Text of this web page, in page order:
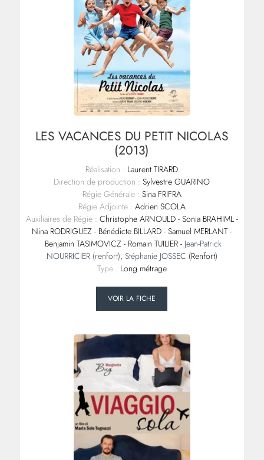
LES VACANCES DU PETIT NICOLAS
(2013)
Réalisation : Laurent TIRARD
Direction de production : Sylvestre GUARINO
Régie Générale : Sina FRIFRA
Régie Adjointe : Adrien SCOLA
Auxiliaires de Régie : Christophe ARNOULD - Sonia BRAHIML -
Nina RODRIGUEZ - Bénédicte BILLARD - Samuel MERLANT -
Benjamin TASIMOVICZ - Romain TUILIER - Jean-Patrick
NOURRICIER (renfort), Stéphanie JOSSEC (Renfort)
Type : Long métrage
VOIR LA FICHE